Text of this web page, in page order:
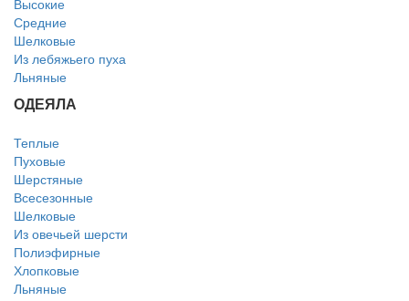
Высокие
Средние
Шелковые
Из лебяжьего пуха
Льняные
ОДЕЯЛА
Теплые
Пуховые
Шерстяные
Всесезонные
Шелковые
Из овечьей шерсти
Полиэфирные
Хлопковые
Льняные